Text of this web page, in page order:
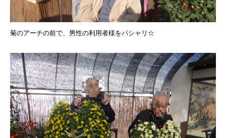
菊のアーチの前で、男性の利用者様をパシャリ☆